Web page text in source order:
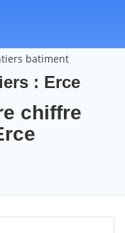
batiment
: Erce
chiffre